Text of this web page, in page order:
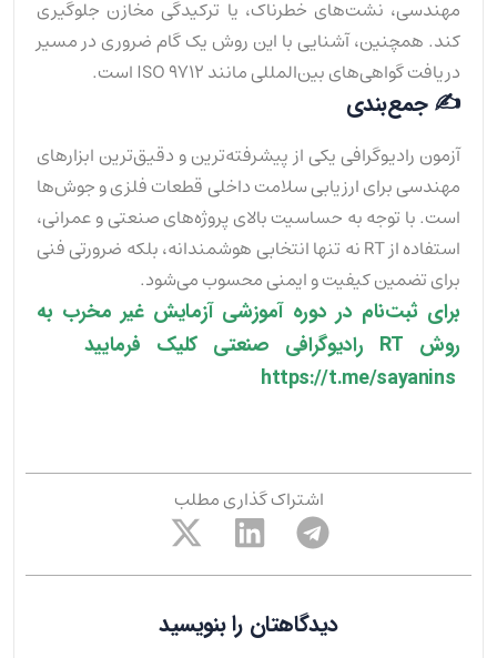
مهندسی، نشت‌های خطرناک، یا ترکیدگی مخازن جلوگیری
کند. همچنین، آشنایی با این روش یک گام ضروری در مسیر
دریافت گواهی‌های بین‌المللی مانند ISO 9712 است.
✍️ جمع‌بندی
آزمون رادیوگرافی یکی از پیشرفته‌ترین و دقیق‌ترین ابزارهای
مهندسی برای ارزیابی سلامت داخلی قطعات فلزی و جوش‌ها
است. با توجه به حساسیت بالای پروژه‌های صنعتی و عمرانی،
استفاده از RT نه تنها انتخابی هوشمندانه، بلکه ضرورتی فنی
برای تضمین کیفیت و ایمنی محسوب می‌شود.
برای ثبت‌نام در دوره آموزشی آزمایش غیر مخرب به
روش RT رادیوگرافی صنعتی کلیک فرمایید
https://t.me/sayanins
اشتراک گذاری مطلب
دیدگاهتان را بنویسید